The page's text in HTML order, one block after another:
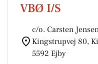
VBØ I/S
c/o. Carsten
Kingstrupvej 80,
5592 Ejby